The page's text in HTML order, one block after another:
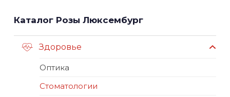
Каталог Розы Люксембург
Здоровье
Оптика
Стоматологии